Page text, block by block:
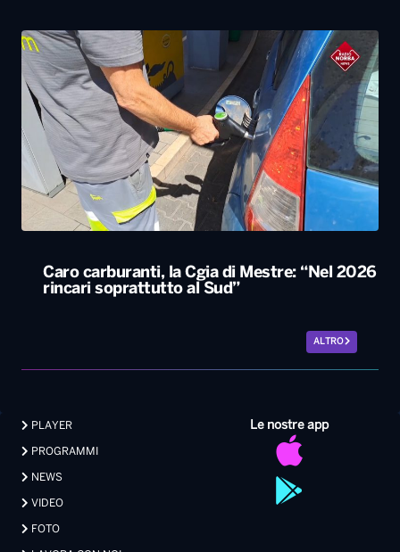
Caro carburanti, la Cgia di Mestre: “Nel 2026
rincari soprattutto al Sud”
ALTRO
Le nostre app
PLAYER
PROGRAMMI
NEWS
VIDEO
FOTO